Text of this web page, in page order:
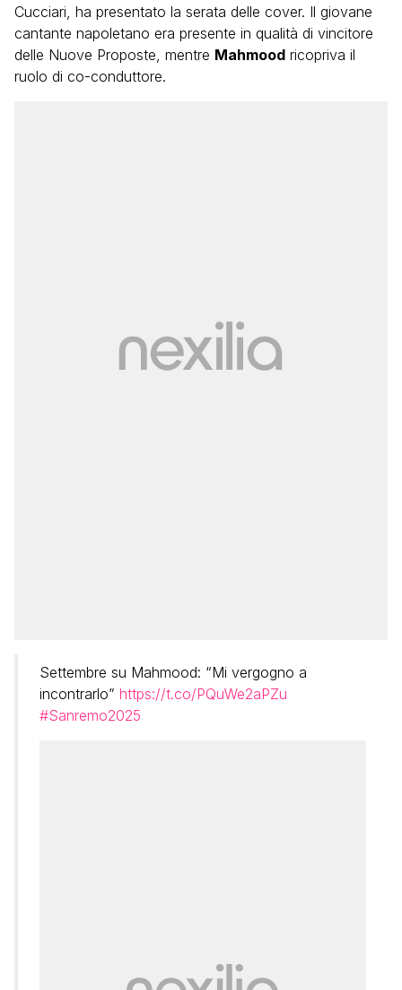
Cucciari, ha presentato la serata delle cover. Il giovane
cantante napoletano era presente in qualità di vincitore
delle Nuove Proposte, mentre Mahmood ricopriva il
ruolo di co-conduttore.
Settembre su Mahmood: “Mi vergogno a
incontrarlo” https://t.co/PQuWe2aPZu
#Sanremo2025